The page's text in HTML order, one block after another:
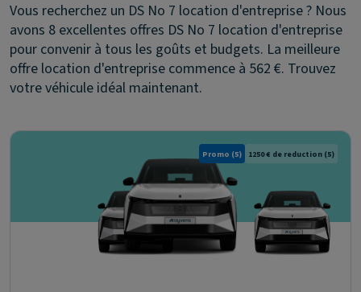
Vous recherchez un DS No 7 location d'entreprise ? Nous
avons 8 excellentes offres DS No 7 location d'entreprise
pour convenir à tous les goûts et budgets. La meilleure
offre location d'entreprise commence à 562 €. Trouvez
votre véhicule idéal maintenant.
Promo (5) 1250 € de reduction (5)